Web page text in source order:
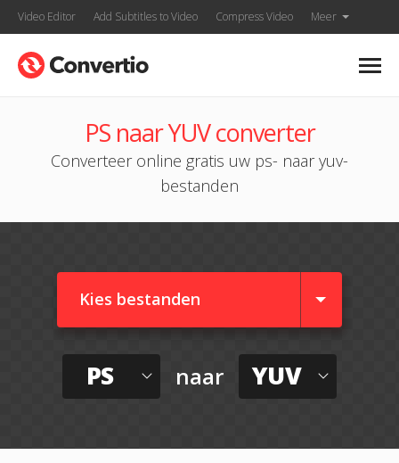
Video Editor Add Subtitles to Video Compress Video Meer
PS naar YUV converter
Converteer online gratis uw ps- naar yuv-
bestanden
Kies bestanden
PS naar YUV